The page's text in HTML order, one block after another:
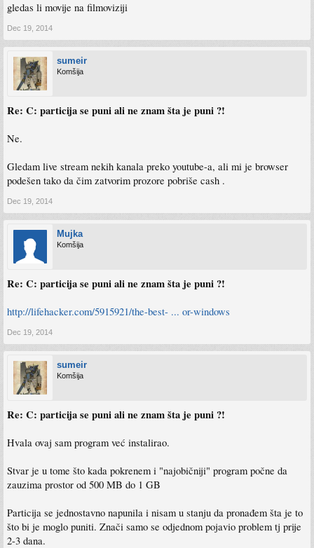
gledas li movije na filmoviziji
Dec 19, 2014
sumeir
Komšija
Re: C: particija se puni ali ne znam šta je puni ?!
Ne.
Gledam live stream nekih kanala preko youtube-a, ali mi je browser
podešen tako da čim zatvorim prozore pobriše cash .
Dec 19, 2014
Mujka
Komšija
Re: C: particija se puni ali ne znam šta je puni ?!
http://lifehacker.com/5915921/the-best- ... or-windows
Dec 19, 2014
sumeir
Komšija
Re: C: particija se puni ali ne znam šta je puni ?!
Hvala ovaj sam program već instalirao.
Stvar je u tome što kada pokrenem i "najobičniji" program počne da
zauzima prostor od 500 MB do 1 GB
Particija se jednostavno napunila i nisam u stanju da pronađem šta je to
što bi je moglo puniti. Znači samo se odjednom pojavio problem tj prije
2-3 dana.